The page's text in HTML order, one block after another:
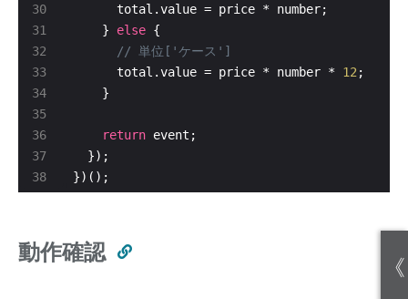
30
33
34
35
36
37
38
    }
else
      total.value = price * number *
12
return
})();
動作確認
《